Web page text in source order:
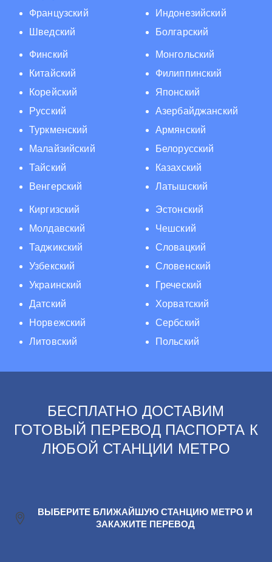
Французский
Шведский
Индонезийский
Болгарский
Финский
Китайский
Корейский
Русский
Туркменский
Малайзийский
Тайский
Венгерский
Монгольский
Филиппинский
Японский
Азербайджанский
Армянский
Белорусский
Казахский
Латышский
Киргизский
Молдавский
Таджикский
Узбекский
Украинский
Датский
Норвежский
Литовский
Эстонский
Чешский
Словацкий
Словенский
Греческий
Хорватский
Сербский
Польский
БЕСПЛАТНО ДОСТАВИМ
ГОТОВЫЙ ПЕРЕВОД ПАСПОРТА К
ЛЮБОЙ СТАНЦИИ МЕТРО
ВЫБЕРИТЕ БЛИЖАЙШУЮ СТАНЦИЮ МЕТРО И
ЗАКАЖИТЕ ПЕРЕВОД